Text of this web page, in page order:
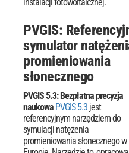
PVGIS:
symulator
promieniowania
słonecznego
PVGIS 5.3: Bezpłatna precyzja
naukowa PVGIS 5.3 jest
referencyjnym narzędziem do
symulacji natężenia
promieniowania słonecznego w